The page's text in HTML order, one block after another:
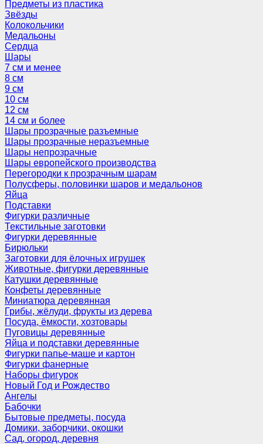
Предметы из пластика
Звёзды
Колокольчики
Медальоны
Сердца
Шары
7 см и менее
8 см
9 см
10 см
12 см
14 см и более
Шары прозрачные разъемные
Шары прозрачные неразъемные
Шары непрозрачные
Шары европейского производства
Перегородки к прозрачным шарам
Полусферы, половинки шаров и медальонов
Яйца
Подставки
Фигурки различные
Текстильные заготовки
Фигурки деревянные
Бирюльки
Заготовки для ёлочных игрушек
Животные, фигурки деревянные
Катушки деревянные
Конфеты деревянные
Миниатюра деревянная
Грибы, жёлуди, фрукты из дерева
Посуда, ёмкости, хозтовары
Пуговицы деревянные
Яйца и подставки деревянные
Фигурки папье-маше и картон
Фигурки фанерные
Наборы фигурок
Новый Год и Рождество
Ангелы
Бабочки
Бытовые предметы, посуда
Домики, заборчики, окошки
Сад, огород, деревня